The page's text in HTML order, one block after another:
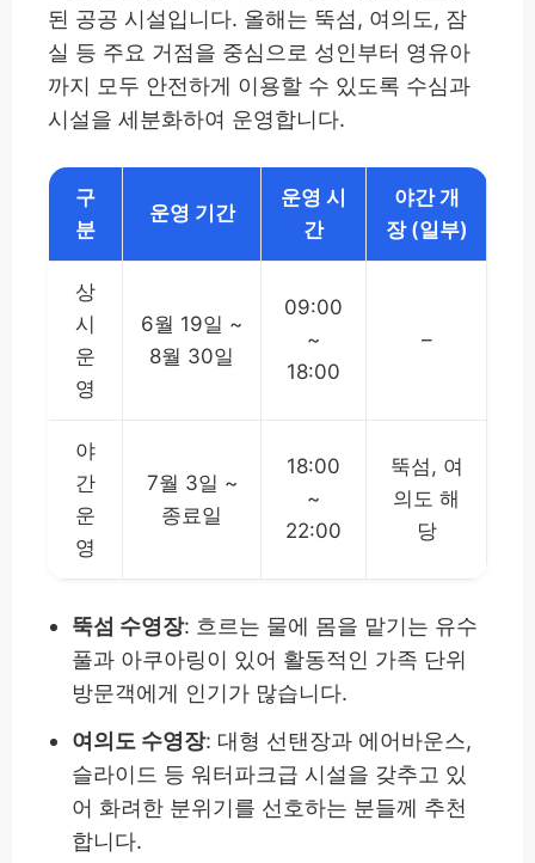
된 공공 시설입니다. 올해는 뚝섬, 여의도, 잠
실 등 주요 거점을 중심으로 성인부터 영유아
까지 모두 안전하게 이용할 수 있도록 수심과
시설을 세분화하여 운영합니다.
구
분
운영 기간
운영 시
간
야간 개
장 (일부)
상
시
운
영
6월 19일 ~
8월 30일
09:00
~
18:00
–
야
간
운
영
7월 3일 ~
종료일
18:00
~
22:00
뚝섬, 여
의도 해
당
뚝섬 수영장: 흐르는 물에 몸을 맡기는 유수
풀과 아쿠아링이 있어 활동적인 가족 단위
방문객에게 인기가 많습니다.
여의도 수영장: 대형 선탠장과 에어바운스,
슬라이드 등 워터파크급 시설을 갖추고 있
어 화려한 분위기를 선호하는 분들께 추천
합니다.